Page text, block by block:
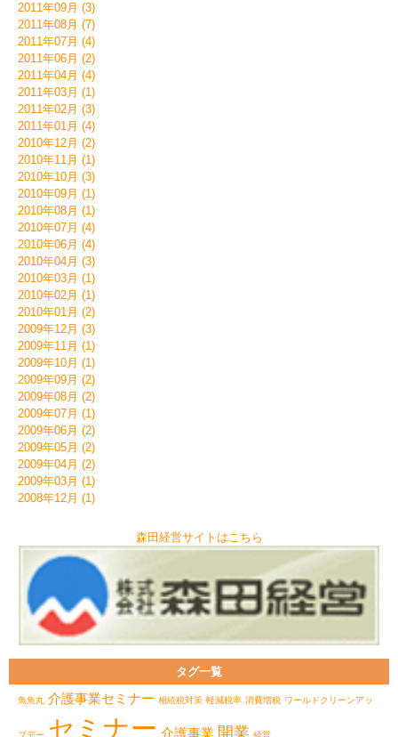
2011年09月 (3)
2011年08月 (7)
2011年07月 (4)
2011年06月 (2)
2011年04月 (4)
2011年03月 (1)
2011年02月 (3)
2011年01月 (4)
2010年12月 (2)
2010年11月 (1)
2010年10月 (3)
2010年09月 (1)
2010年08月 (1)
2010年07月 (4)
2010年06月 (4)
2010年04月 (3)
2010年03月 (1)
2010年02月 (1)
2010年01月 (2)
2009年12月 (3)
2009年11月 (1)
2009年10月 (1)
2009年09月 (2)
2009年08月 (2)
2009年07月 (1)
2009年06月 (2)
2009年05月 (2)
2009年04月 (2)
2009年03月 (1)
2008年12月 (1)
森田経営サイトはこちら
タグ一覧
魚魚丸 介護事業セミナー 相続税対策 軽減税率 消費増税 ワールドクリーンアッ
セミナー 介護事業 開業